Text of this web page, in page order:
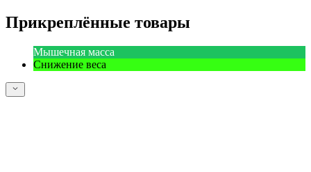
Прикреплённые товары
Мышечная масса
Снижение веса